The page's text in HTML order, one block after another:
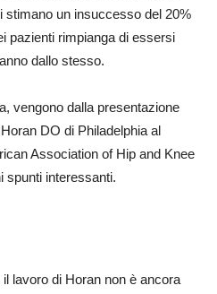
stimano un insuccesso del 20%
pazienti rimpianga di essersi
dallo stesso.
vengono dalla presentazione
DO di Philadelphia al
Association of Hip and Knee
spunti interessanti.
lavoro di Horan non è ancora